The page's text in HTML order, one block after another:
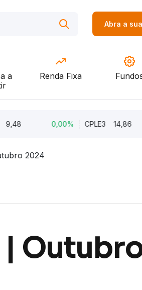
Abra a
a
Renda Fixa
0,00% CPLE3 14,86
2024
|